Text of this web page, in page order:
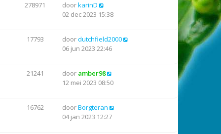
278971 doorkarinD
02 dec 2023 15:38
17793 doordutchfield2000
06 jun 2023 22:46
21241 door amber98
12 mei 2023 08:50
16762 doorBorgteran
04 jan 2023 12:27